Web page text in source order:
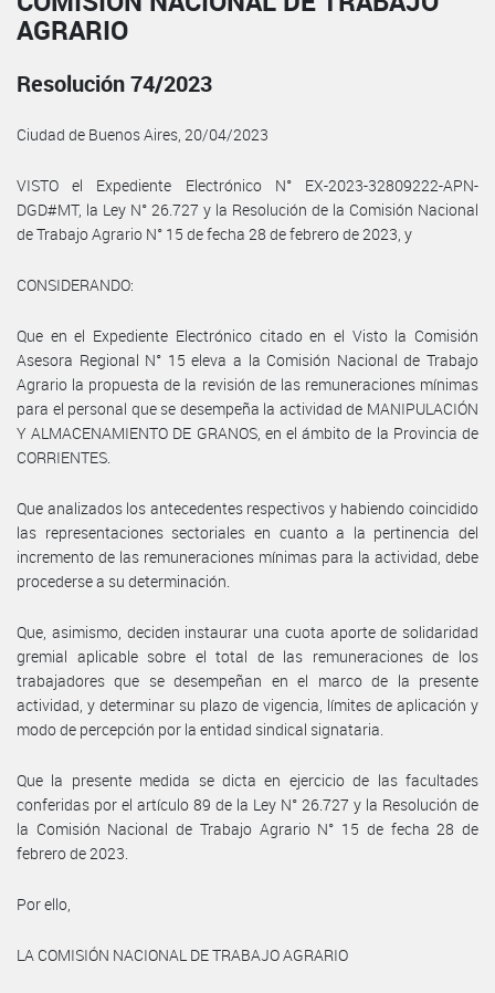
AGRARIO
Resolución 74/2023
Ciudad de Buenos Aires, 20/04/2023
VISTO el Expediente Electrónico N° EX-2023-32809222-APN-
DGD#MT, la Ley N° 26.727 y la Resolución de la Comisión Nacional
de Trabajo Agrario N° 15 de fecha 28 de febrero de 2023, y
CONSIDERANDO:
Que en el Expediente Electrónico citado en el Visto la Comisión
Asesora Regional N° 15 eleva a la Comisión Nacional de Trabajo
Agrario la propuesta de la revisión de las remuneraciones mínimas
para el personal que se desempeña la actividad de MANIPULACIÓN
Y ALMACENAMIENTO DE GRANOS, en el ámbito de la Provincia de
CORRIENTES.
Que analizados los antecedentes respectivos y habiendo coincidido
las representaciones sectoriales en cuanto a la pertinencia del
incremento de las remuneraciones mínimas para la actividad, debe
procederse a su determinación.
Que, asimismo, deciden instaurar una cuota aporte de solidaridad
gremial aplicable sobre el total de las remuneraciones de los
trabajadores que se desempeñan en el marco de la presente
actividad, y determinar su plazo de vigencia, límites de aplicación y
modo de percepción por la entidad sindical signataria.
Que la presente medida se dicta en ejercicio de las facultades
conferidas por el artículo 89 de la Ley N° 26.727 y la Resolución de
la Comisión Nacional de Trabajo Agrario N° 15 de fecha 28 de
febrero de 2023.
Por ello,
LA COMISIÓN NACIONAL DE TRABAJO AGRARIO